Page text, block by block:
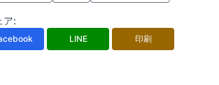
ア:
LINE 印刷